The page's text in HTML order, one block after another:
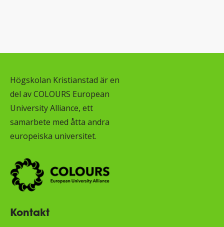
Högskolan Kristianstad är en
del av COLOURS European
University Alliance, ett
samarbete med åtta andra
europeiska universitet.
Kontakt